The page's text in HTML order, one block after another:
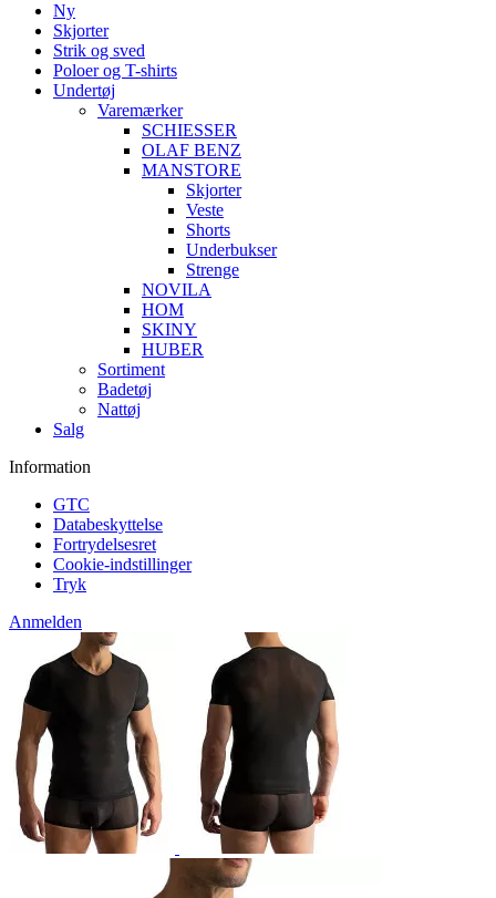
Ny
Skjorter
Strik og sved
Poloer og T-shirts
Undertøj
Varemærker
SCHIESSER
OLAF BENZ
MANSTORE
Skjorter
Veste
Shorts
Underbukser
Strenge
NOVILA
HOM
SKINY
HUBER
Sortiment
Badetøj
Nattøj
Salg
Information
GTC
Databeskyttelse
Fortrydelsesret
Cookie-indstillinger
Tryk
Anmelden